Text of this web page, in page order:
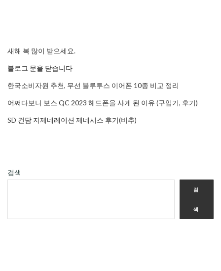
새해 복 많이 받으세요.
블로그 문을 닫습니다
한국소비자원 추천, 무선 블루투스 이어폰 10종 비교 정리
어쩌다보니 보스 QC 2023 헤드폰을 사게 된 이유 (구입기, 후기)
SD 건담 지제네레이션 제네시스 후기(비추)
검색
검
색